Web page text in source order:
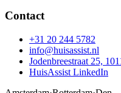
Contact
+31 20 244 5782
info@huisassist.nl
Jodenbreestraat 25,
HuisAssist LinkedIn